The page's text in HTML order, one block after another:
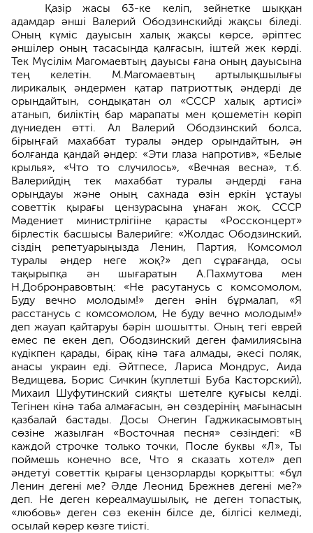
Қазір жасы 63-ке келіп, зейнетке шыққан
адамдар әнші Валерий Ободзинскийді жақсы біледі.
Оның күміс дауысын халық жақсы көрсе, әріптес
әншілер оның тасасында қалғасын, іштей жек көрді.
Тек Мүсілім Магомаевтың дауысы ғана оның дауысына
тең келетін. М.Магомаевтың артылықшылығы
лирикалық әндермен қатар патриоттық әндерді де
орындайтын, сондықатан ол «СССР халық артисі»
атанып, биліктің бар марапаты мен қошеметін көріп
дүниеден өтті. Ал Валерий Ободзинский болса,
бірыңғай махаббат туралы әндер орындайтын, ән
болғанда қандай әндер: «Эти глаза напротив», «Белые
крылья», «Что то случилось», «Вечная весна», т.б.
Валерийдің тек махаббат туралы әндерді ғана
орындауы және оның сахнада өзін еркін ұстауы
советтік қырағы цензурасына ұнаған жоқ. СССР
Мәдениет министрлігііне қарасты «Россконцерт»
бірлестік басшысы Валерийге: «Жолдас Ободзинский,
сіздің репетуарыңызда Ленин, Партия, Комсомол
туралы әндер неге жоқ?» деп сұрағанда, осы
тақырыпқа ән шығаратын А.Пахмутова мен
Н.Добронравовтың: «Не расутанусь с комсомолом,
Буду вечно молодым!» деген әнін бұрмалап, «Я
расстанусь с комсомолом, Не буду вечно молодым!»
деп жауап қайтаруы бәрін шошытты. Оның тегі еврей
емес пе екен деп, Ободзинский деген фамилиясына
күдікпен қарады, бірақ кінә таға алмады, әкесі поляк,
анасы украин еді. Әйтпесе, Лариса Мондрус, Аида
Ведищева, Борис Сичкин (куплетші Буба Касторский),
Михаил Шуфутинский сияқты шетелге қуғысы келді.
Тегінен кінә таба алмағасын, ән сөздерінің мағынасын
қазбалай бастады. Досы Онегин Гаджикасымовтың
сөзіне жазылған «Восточная песня» сөзіндегі: «В
каждой строчке только точки, После буквы «Л», Ты
поймешь конечно все, Что я сказать хотел» деп
әндетуі советтік қырағы цензорларды қорқытты: «бұл
Ленин дегені ме? Әлде Леонид Брежнев дегені ме?»
деп. Не деген көреалмаушылық, не деген топастық,
«любовь» деген сөз екенін білсе де, білгісі келмеді,
осылай көрер көзге тиісті.